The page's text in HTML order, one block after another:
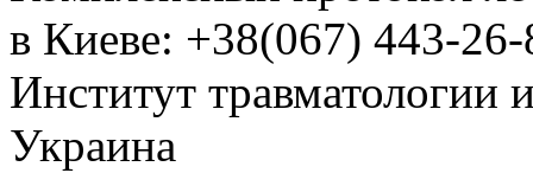
в Киеве: +38(067) 443-
Институт
Украина